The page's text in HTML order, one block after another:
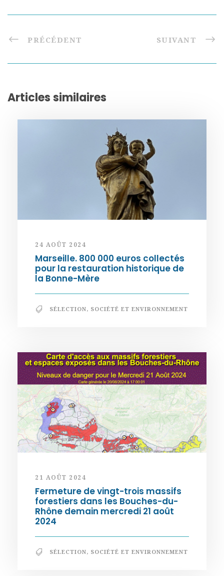
PRÉCÉDENT SUIVANT
Articles similaires
24 AOÛT 2024
Marseille. 800 000 euros collectés
pour la restauration historique de
la Bonne-Mère
SÉLECTION, SOCIÉTÉ ET ENVIRONNEMENT
21 AOÛT 2024
Fermeture de vingt-trois massifs
forestiers dans les Bouches-du-
Rhône demain mercredi 21 août
2024
SÉLECTION, SOCIÉTÉ ET ENVIRONNEMENT